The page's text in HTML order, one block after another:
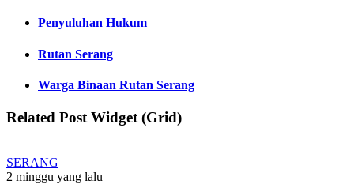
Penyuluhan Hukum
Rutan Serang
Warga Binaan Rutan Serang
Related Post Widget (Grid)
SERANG
2 minggu yang lalu